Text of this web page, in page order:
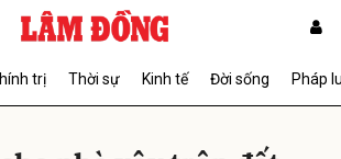
trị Thời sự Kinh tế Đời sống Pháp